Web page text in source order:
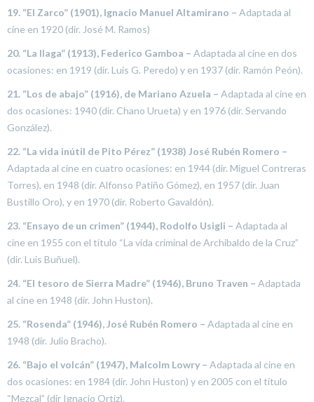
19. “El Zarco” (1901), Ignacio Manuel Altamirano – Adaptada al
cine en 1920 (dir. José M. Ramos)
20. “La llaga” (1913), Federico Gamboa – Adaptada al cine en dos
ocasiones: en 1919 (dir. Luis G. Peredo) y en 1937 (dir. Ramón Peón).
21. “Los de abajo” (1916), de Mariano Azuela – Adaptada al cine en
dos ocasiones: 1940 (dir. Chano Urueta) y en 1976 (dir. Servando
González).
22. “La vida inútil de Pito Pérez” (1938) José Rubén Romero –
Adaptada al cine en cuatro ocasiones: en 1944 (dir. Miguel Contreras
Torres), en 1948 (dir. Alfonso Patiño Gómez), en 1957 (dir. Juan
Bustillo Oro), y en 1970 (dir. Roberto Gavaldón).
23. “Ensayo de un crimen” (1944), Rodolfo Usigli – Adaptada al
cine en 1955 con el título “La vida criminal de Archibaldo de la Cruz”
(dir. Luis Buñuel).
24. “El tesoro de Sierra Madre” (1946), Bruno Traven – Adaptada
al cine en 1948 (dir. John Huston).
25. “Rosenda” (1946), José Rubén Romero – Adaptada al cine en
1948 (dir. Julio Bracho).
26. “Bajo el volcán” (1947), Malcolm Lowry – Adaptada al cine en
dos ocasiones: en 1984 (dir. John Huston) y en 2005 con el título
“Mezcal” (dir Ignacio Ortiz).